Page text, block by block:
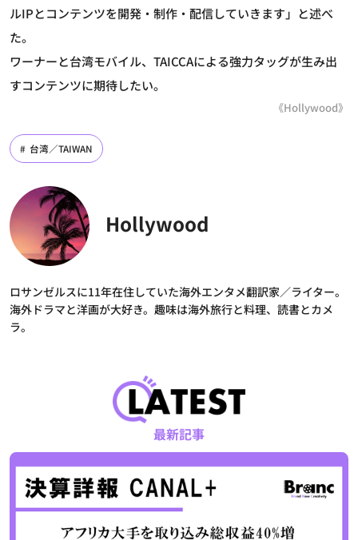
ルIPとコンテンツを開発・制作・配信していきます」と述べ
た。
ワーナーと台湾モバイル、TAICCAによる強力タッグが生み出
すコンテンツに期待したい。
《Hollywood》
台湾／TAIWAN
Hollywood
ロサンゼルスに11年在住していた海外エンタメ翻訳家／ライター。
海外ドラマと洋画が大好き。趣味は海外旅行と料理、読書とカメ
ラ。
最新記事